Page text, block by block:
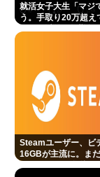
発生
《NHKの性
者 “誰を守
パチ●コ屋の
存症が徐々
【正論】有
しいだろ。
か？」
就活女子大生「マジ
う。手取り20万超え
Steamユーザー、ビ
16GBが主流に。ま